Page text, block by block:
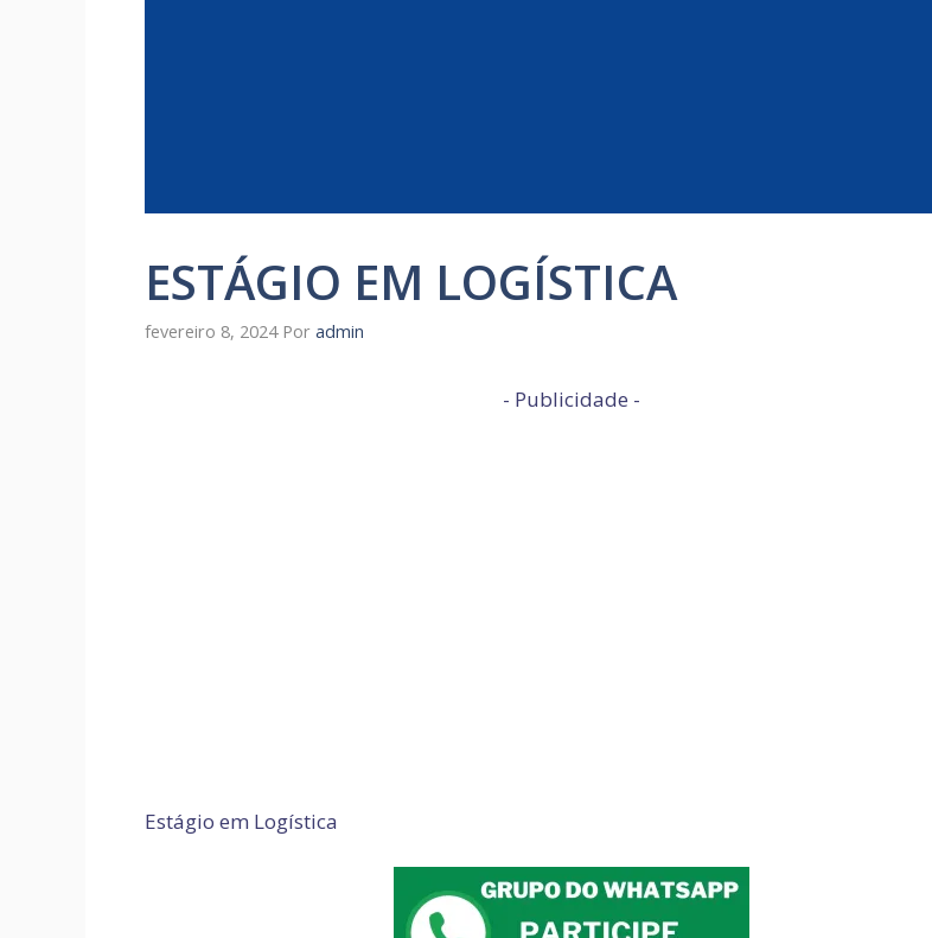
ESTÁGIO EM LOGÍSTICA
fevereiro 8, 2024 Por admin
- Publicidade -
Estágio em Logística